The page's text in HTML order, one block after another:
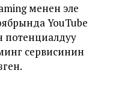
менен эле
YouTube
потенциалдуу
сервисинин